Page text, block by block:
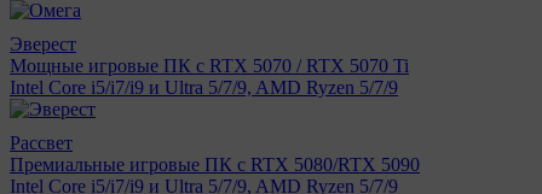
Эверест
Мощные игровые ПК с RTX 5070 / RTX 5070 Ti
Intel Core i5/i7/i9 и Ultra 5/7/9, AMD Ryzen 5/7/9
Рассвет
Премиальные игровые ПК с RTX 5080/RTX 5090
Intel Core i5/i7/i9 и Ultra 5/7/9, AMD Ryzen 5/7/9